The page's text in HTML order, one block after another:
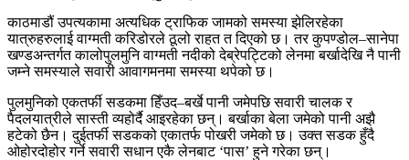
काठमाडौं उपत्यकामा अत्यधिक ट्राफिक जामको समस्या झेलिरहेका
यात्रुहरुलाई वाग्मती करिडोरले ठूलो राहत त दिएको छ। तर कुपण्डोल–सानेपा
खण्डअन्तर्गत कालोपुलमुनि वाग्मती नदीको देब्रेपट्टिको लेनमा बर्खादेखि नै पानी
जम्ने समस्याले सवारी आवागमनमा समस्या थपेको छ।
पुलमुनिको एकतर्फी सडकमा हिँउद–बर्खे पानी जमेपछि सवारी चालक र
पैदलयात्रीले सास्ती व्यहोर्दै आइरहेका छन्। बर्खाका बेला जमेको पानी अझै
हटेको छैन। दुईतर्फी सडकको एकातर्फ पोखरी जमेको छ। उक्त सडक हुँदै
ओहोरदोहोर गर्ने सवारी सधान एकै लेनबाट ‘पास’ हुने गरेका छन्।